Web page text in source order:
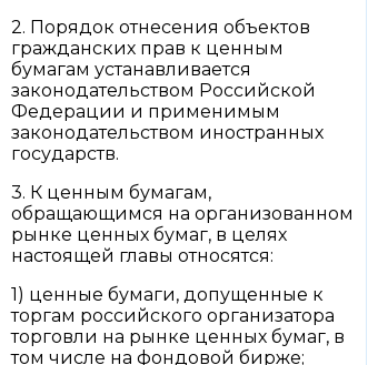
2. Порядок отнесения объектов
гражданских прав к ценным
бумагам устанавливается
законодательством Российской
Федерации и применимым
законодательством иностранных
государств.
3. К ценным бумагам,
обращающимся на организованном
рынке ценных бумаг, в целях
настоящей главы относятся:
1) ценные бумаги, допущенные к
торгам российского организатора
торговли на рынке ценных бумаг, в
том числе на фондовой бирже;